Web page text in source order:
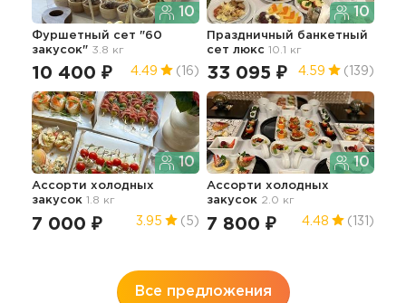
10
Фуршетный сет "60
закусок" 3.8 кг
10 400 ₽ 4.49 (16)
10
Праздничный банкетный
сет люкс 10.1 кг
33 095 ₽ 4.59 (139)
10
Ассорти холодных
закусок 1.8 кг
7 000 ₽ 3.95 (5)
10
Ассорти холодных
закусок 2.0 кг
7 800 ₽ 4.48 (131)
Все предложения